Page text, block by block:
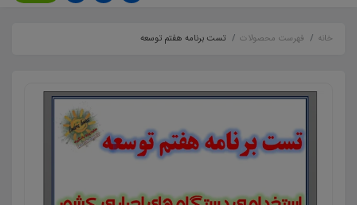
خانه فهرست محصولات تست برنامه هفتم توسعه